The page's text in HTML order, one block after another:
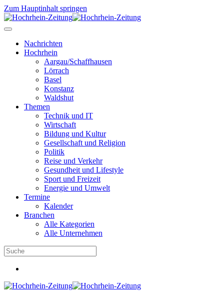
Zum Hauptinhalt springen
Nachrichten
Hochrhein
Aargau/Schaffhausen
Lörrach
Basel
Konstanz
Waldshut
Themen
Technik und IT
Wirtschaft
Bildung und Kultur
Gesellschaft und Religion
Politik
Reise und Verkehr
Gesundheit und Lifestyle
Sport und Freizeit
Energie und Umwelt
Termine
Kalender
Branchen
Alle Kategorien
Alle Unternehmen